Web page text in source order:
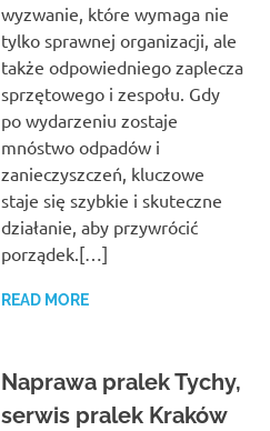
wyzwanie, które wymaga nie
tylko sprawnej organizacji, ale
także odpowiedniego zaplecza
sprzętowego i zespołu. Gdy
po wydarzeniu zostaje
mnóstwo odpadów i
zanieczyszczeń, kluczowe
staje się szybkie i skuteczne
działanie, aby przywrócić
porządek.[…]
READ MORE
Naprawa pralek Tychy,
serwis pralek Kraków